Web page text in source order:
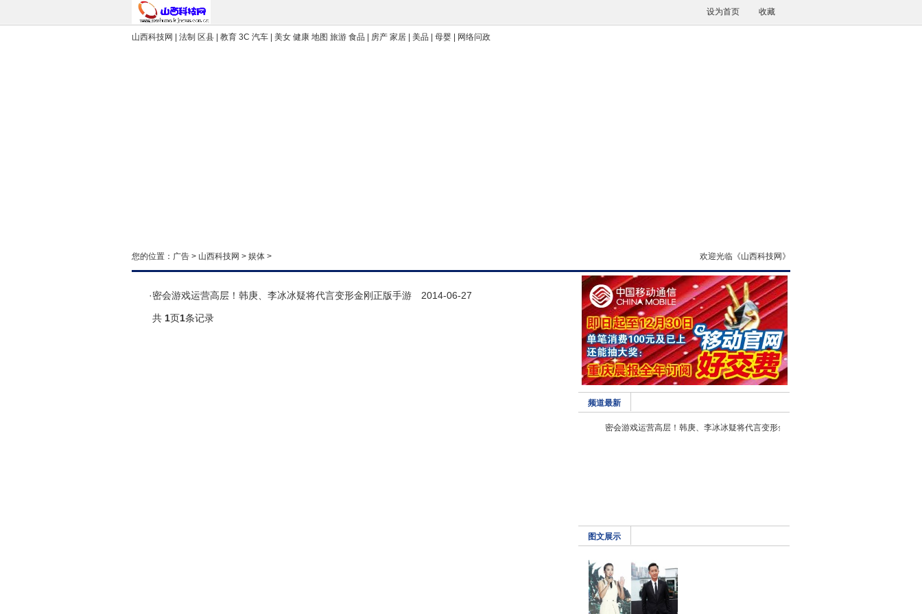
设为首页 收藏
山西科技网 | 法制 区县 | 教育 3C 汽车 | 美女 健康 地图 旅游 食品 | 房产 家居 | 美品 | 母婴 | 网络问政
您的位置： 广告 > 山西科技网 > 娱体 > 欢迎光临《山西科技网》
·密会游戏运营高层！韩庚、李冰冰疑将代言变形金刚正版手游 2014-06-27
共 1页1条记录
频道最新
密会游戏运营高层！韩庚、李冰冰疑将代言变形金
图文展示